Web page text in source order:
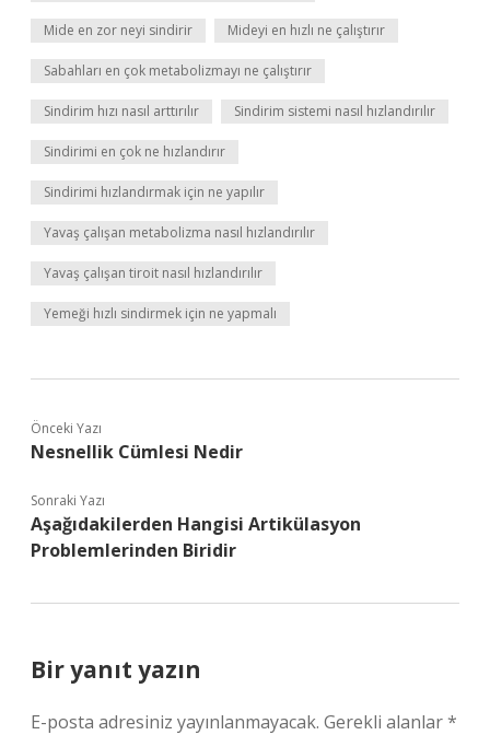
Mide en zor neyi sindirir Mideyi en hızlı ne çalıştırır
Sabahları en çok metabolizmayı ne çalıştırır
Sindirim hızı nasıl arttırılır Sindirim sistemi nasıl hızlandırılır
Sindirimi en çok ne hızlandırır
Sindirimi hızlandırmak için ne yapılır
Yavaş çalışan metabolizma nasıl hızlandırılır
Yavaş çalışan tiroit nasıl hızlandırılır
Yemeği hızlı sindirmek için ne yapmalı
Önceki Yazı
Nesnellik Cümlesi Nedir
Sonraki Yazı
Aşağıdakilerden Hangisi Artikülasyon
Problemlerinden Biridir
Bir yanıt yazın
E-posta adresiniz yayınlanmayacak. Gerekli alanlar*